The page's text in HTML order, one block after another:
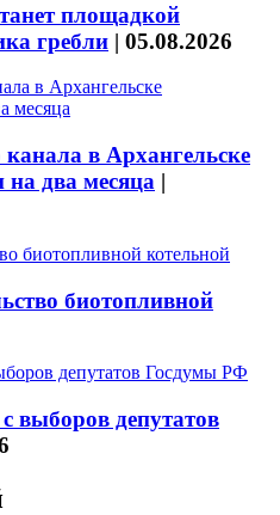
площадкой
гребли | 05.08.2026
в Архангельске
на два месяца |
биотопливной
выборов депутатов